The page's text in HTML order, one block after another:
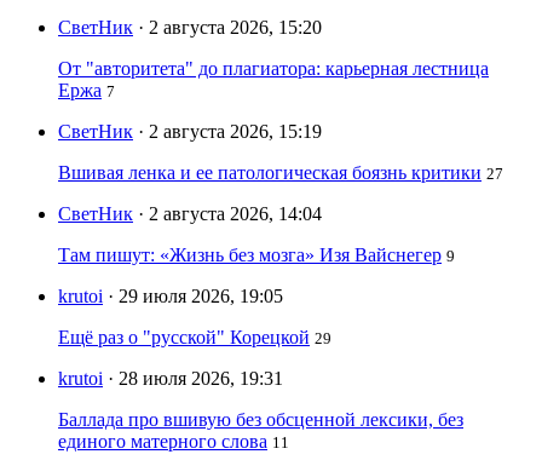
СветНик · 2 августа 2026, 15:20
От "авторитета" до плагиатора: карьерная лестница
Ержа 7
СветНик · 2 августа 2026, 15:19
Вшивая ленка и ее патологическая боязнь критики 27
СветНик · 2 августа 2026, 14:04
Там пишут: «Жизнь без мозга» Изя Вайснегер 9
krutoi · 29 июля 2026, 19:05
Ещё раз о "русской" Корецкой 29
krutoi · 28 июля 2026, 19:31
Баллада про вшивую без обсценной лексики, без
единого матерного слова 11